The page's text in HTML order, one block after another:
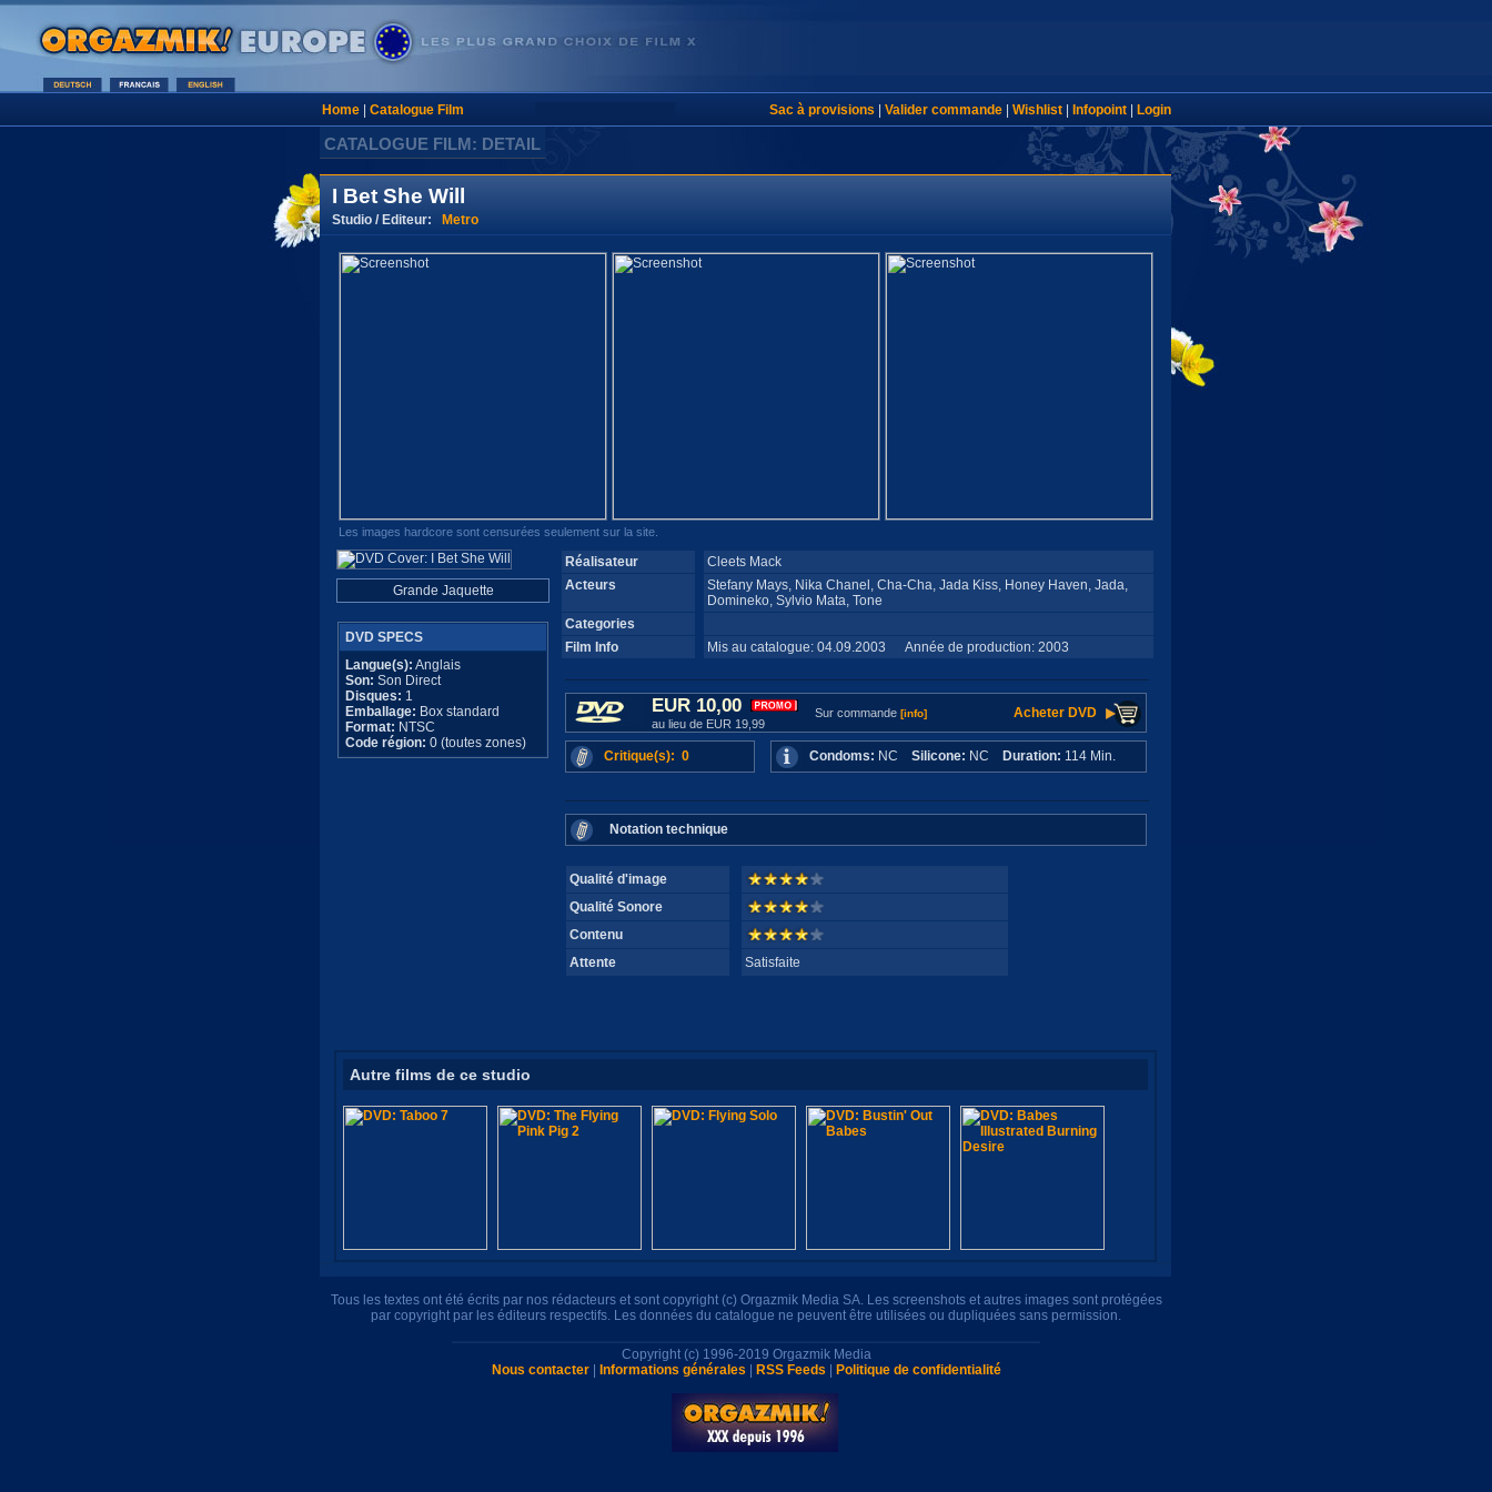
Home| Catalogue Film Sac à provisions Valider commande| Wishlist| Infopoint| Login
CATALOGUE FILM: DETAIL
I Bet She Will
Studio / Editeur: Metro
Les images hardcore sont censurées seulement sur la site.
Grande Jaquette
DVD SPECS
Langue(s): Anglais
Son: Son Direct
Disques: 1
Emballage: Box standard
Format: NTSC
Code région: 0 (toutes zones)
Réalisateur
Cleets Mack
Acteurs
Stefany Mays, Nika Chanel, Cha-Cha, Jada Kiss, Honey Haven, Jada,
Domineko, Sylvio Mata, Tone
Categories
Film Info
Mis au catalogue: 04.09.2003 Année de production: 2003
EUR 10,00
au lieu de EUR 19,99
Sur commande [info] Acheter DVD
Critique(s): 0 Condoms: NC Silicone: NC Duration: 114 Min.
Notation technique
Qualité d'image
Qualité Sonore
Contenu
Attente
Satisfaite
Autre films de ce studio
Tous les textes ont été écrits par nos rédacteurs et sont copyright (c) Orgazmik Media SA. Les screenshots et autres images sont protégées
par copyright par les éditeurs respectifs. Les données du catalogue ne peuvent être utilisées ou dupliquées sans permission.
Copyright (c) 1996-2019 Orgazmik Media
Nous contacter| Informations générales RSS Feeds Politique de confidentialité